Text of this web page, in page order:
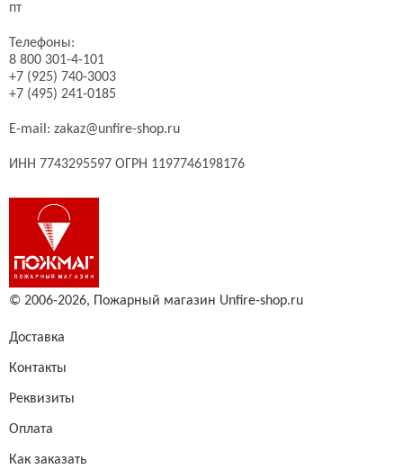
пт
Телефоны:
8 800 301-4-101
+7 (925) 740-3003
+7 (495) 241-0185
E-mail: zakaz@unfire-shop.ru
ИНН 7743295597 ОГРН 1197746198176
© 2006-2026, Пожарный магазин Unfire-shop.ru
Доставка
Контакты
Реквизиты
Оплата
Как заказать